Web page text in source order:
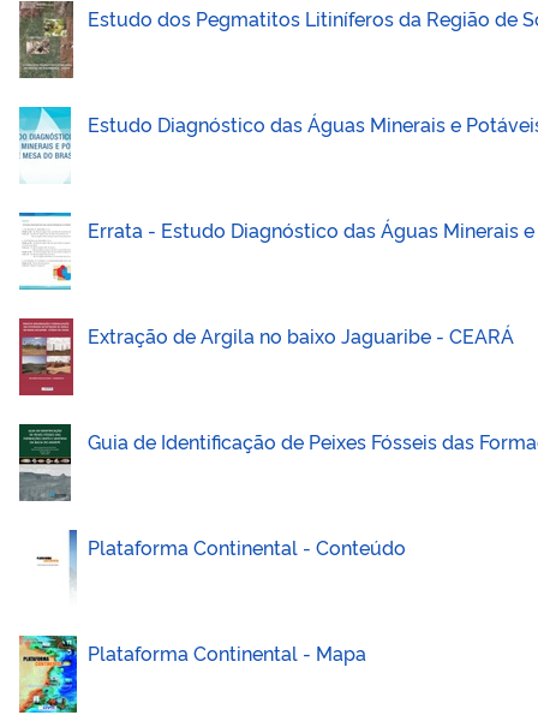
Estudo dos Pegmatitos Litiníferos da Região de
Estudo Diagnóstico das Águas Minerais e
Errata - Estudo Diagnóstico das Águas Minerais
Extração de Argila no baixo Jaguaribe - CEARÁ
Guia de Identificação de Peixes Fósseis das
Plataforma Continental - Conteúdo
Plataforma Continental - Mapa